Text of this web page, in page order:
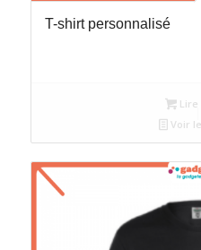
T-shirt personnalisé
Lire
Voir